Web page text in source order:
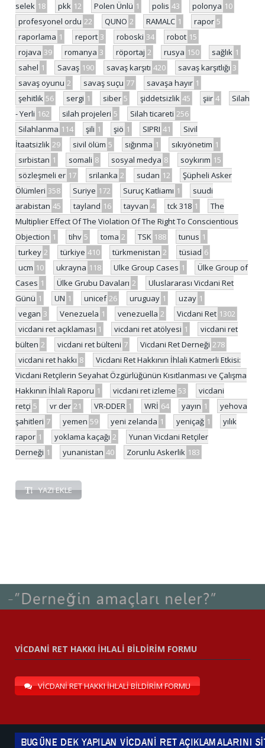
selek 18 pkk 12 Polen Ünlü 1 polis 43 polonya 10
profesyonel ordu 22 QUNO 2 RAMALC 1 rapor 5
raporlama 1 report 3 roboski 34 robot 15
rojava 39 romanya 3 röportaj 2 rusya 150 sağlık 1
sahel 1 Savaş 190 savaş karşıtı 420 savaş karşıtlığı 3
savaş oyunu 2 savaş suçu 77 savaşa hayır 1
şehitlik 56 sergi 1 siber 5 şiddetsizlik 45 şiir 4
Silah
- Yerli 162 silah projeleri 5 Silah ticareti 256
Silahlanma 114 şili 1 şiö 1 SIPRI 41
Sivil
İtaatsizlik 29 sivil ölüm 5 sığınma 1 sıkıyönetim 1
sırbistan 1 somali 8 sosyal medya 8 soykırım 15
sözleşmeli er 17 srilanka 2 sudan 12
Şüpheli Asker
Ölümleri 358 Suriye 172 Suruç Katliamı 1
suudi
arabistan 45 tayland 16 tayvan 4 tck 318 1
The
Multiplier Effect Of The Violation Of The Right To Conscientious
Objection 1 tihv 5 toma 2 TSK 188 tunus 1
turkey 2 türkiye 410 türkmenistan 2 tüsiad 6
ucm 10 ukrayna 118 Ulke Group Cases 1
Ülke Group of
Cases 1 Ülke Grubu Davaları 2
Uluslararası Vicdani Ret
Günü 1 UN 1 unicef 26 uruguay 1 uzay 1
vegan 3 Venezuela 1 venezuella 2 Vicdani Ret 1302
vicdani ret açıklaması 1 vicdani ret atölyesi 1
vicdani ret
bülten 2 vicdani ret bülteni 7 Vicdani Ret Derneği 278
vicdani ret hakkı 8
Vicdani Ret Hakkının İhlali Katmerli Etkisi:
Vicdani Retçilerin Seyahat Özgürlüğünün Kısıtlanması ve Çalışma
Hakkının İhlali Raporu 1 vicdani ret izleme 53
vicdani
retçi 5 vr der 21 VR-DDER 1 WRİ 64 yayın 1
yehova
şahitleri 7 yemen 59 yeni zelanda 1 yeniçağ 1
yılık
rapor 1 yoklama kaçağı 2
Yunan Vicdani Retçiler
Derneği 1 yunanistan 40 Zorunlu Askerlik 183
YAZI EKLE
VİCDANİ RET HAKKI İHLALİ BİLDİRİM FORMU
VİCDANİ RET HAKKI İHLALİ BİLDİRİM FORMU